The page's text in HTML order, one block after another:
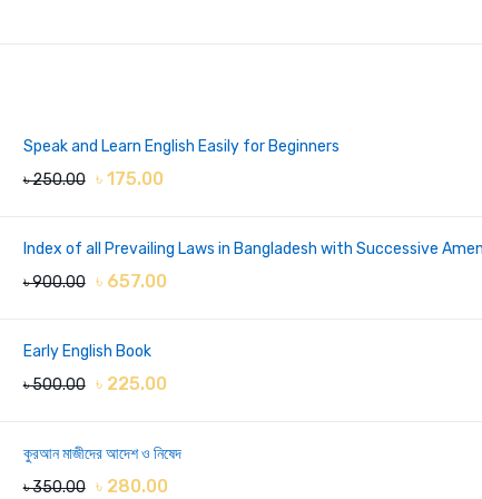
Speak and Learn English Easily for Beginners
৳ 250.00 ৳ 175.00
Index of all Prevailing Laws in Bangladesh with Successive
৳ 900.00 ৳ 657.00
Early English Book
৳ 500.00 ৳ 225.00
কুরআন মাজীদের আদেশ ও নিষেদ
৳ 350.00 ৳ 280.00